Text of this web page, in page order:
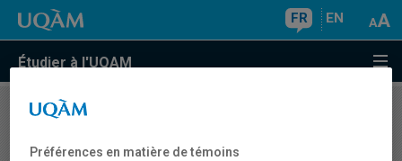
FR EN
Étudier à l'UQAM
COURS//
Préférences en matière de témoins